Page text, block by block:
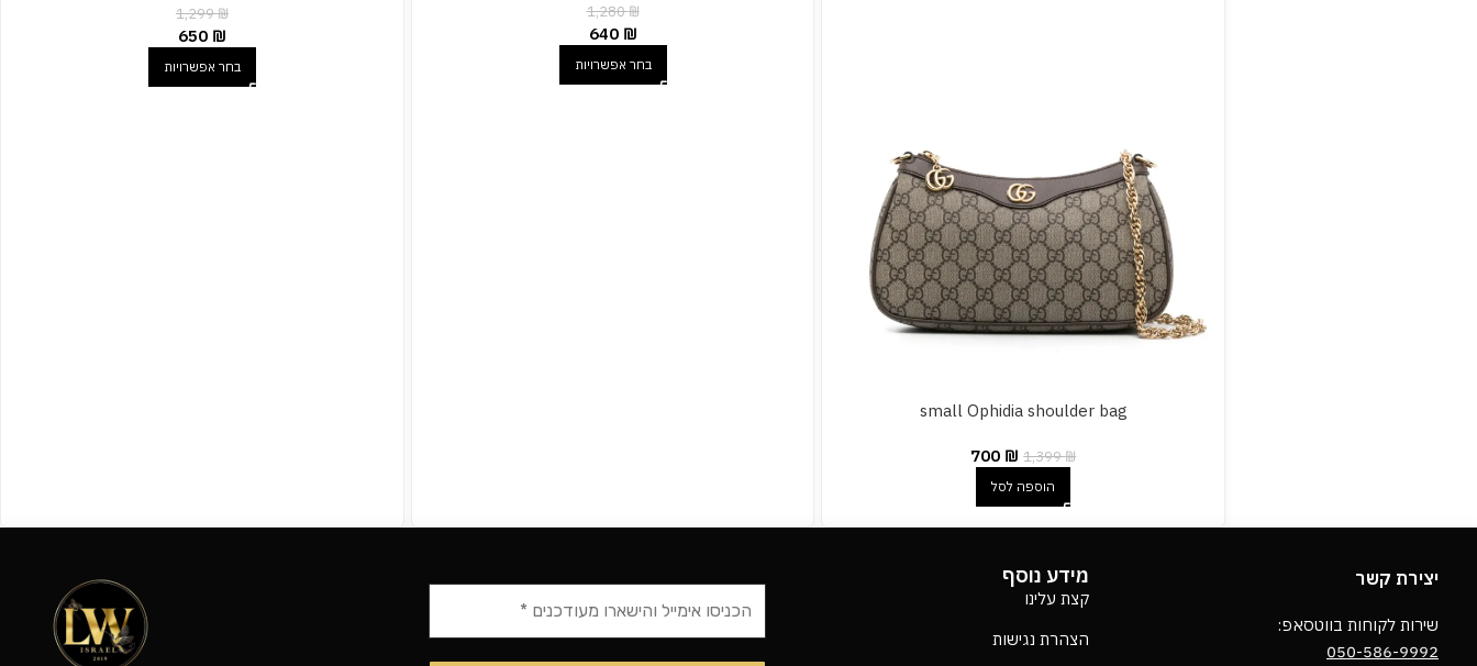
small Ophidia shoulder bag
1,399₪
700 ₪
הוספה לסל
1,280₪
640 ₪
בחר אפשרויות
1,299₪
650 ₪
בחר אפשרויות
יצירת קשר
שירות לקוחות בווטסאפ:
050-586-9992
מידע נוסף
קצת עלינו
הצהרת נגישות